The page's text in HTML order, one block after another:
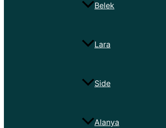
Belek
Lara
Side
Alanya